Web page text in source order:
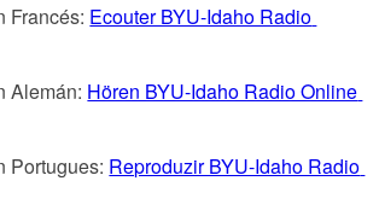
Francés: Ecouter BYU-Idaho Radio
Alemán: Hören BYU-Idaho Radio Online
Portugues: Reproduzir BYU-Idaho Radio